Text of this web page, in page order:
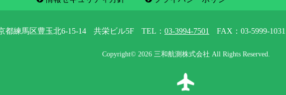
都練馬区豊玉北6-15-14 共栄ビル5F TEL： 03-3994-7501 FAX：03-5999-1031
Copyright© 2026 三和航測株式会社 All Rights Reserved.